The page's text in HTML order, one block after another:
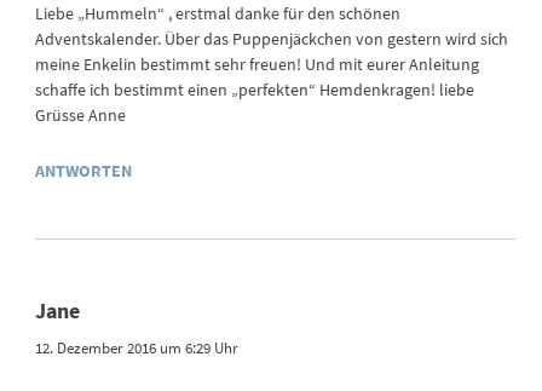
Liebe „Hummeln“ , erstmal danke für den schönen
Adventskalender. Über das Puppenjäckchen von gestern wird sich
meine Enkelin bestimmt sehr freuen! Und mit eurer Anleitung
schaffe ich bestimmt einen „perfekten“ Hemdenkragen! liebe
Grüsse Anne
ANTWORTEN
Jane
12. Dezember 2016 um 6:29 Uhr